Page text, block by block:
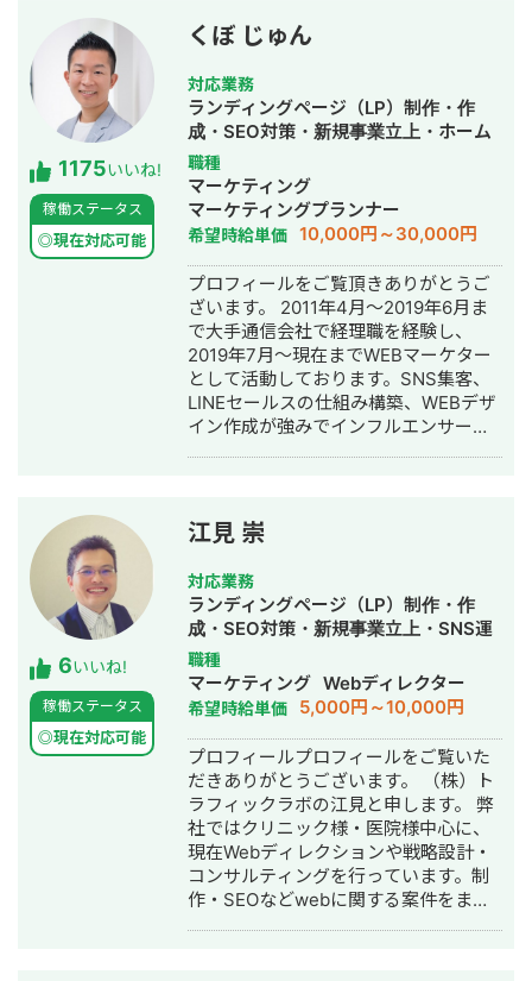
1175いいね!
稼働ステータス
◎現在対応可能
くぼ じゅん
対応業務
ランディングページ（LP）制作・作
成・SEO対策・新規事業立上・ホーム
ページ制作・作成・リスティング広告
運用代行
職種
マーケティング
マーケティングプランナー
希望時給単価 10,000円～30,000円
プロフィールをご覧頂きありがとうご
ざいます。 2011年4月～2019年6月ま
で大手通信会社で経理職を経験し、
2019年7月～現在までWEBマーケター
として活動しております。SNS集客、
LINEセールスの仕組み構築、WEBデザ
イン作成が強みでインフルエンサーの
6いいね!
稼働ステータス
◎現在対応可能
江見 崇
対応業務
ランディングページ（LP）制作・作
成・SEO対策・新規事業立上・SNS運
用代行・記事作成代行・ライティン
グ・翻訳・ホームページ制作・作成・
バナー制作・デザイン・ロゴデザイ
ン・作成・イラスト制作・リスティン
グ広告運用代行
職種
マーケティング Webディレクター
希望時給単価 5,000円～10,000円
プロフィールプロフィールをご覧いた
だきありがとうございます。 （株）ト
ラフィックラボの江見と申します。 弊
社ではクリニック様・医院様中心に、
現在Webディレクションや戦略設計・
コンサルティングを行っています。制
作・SEOなどwebに関する案件をまる